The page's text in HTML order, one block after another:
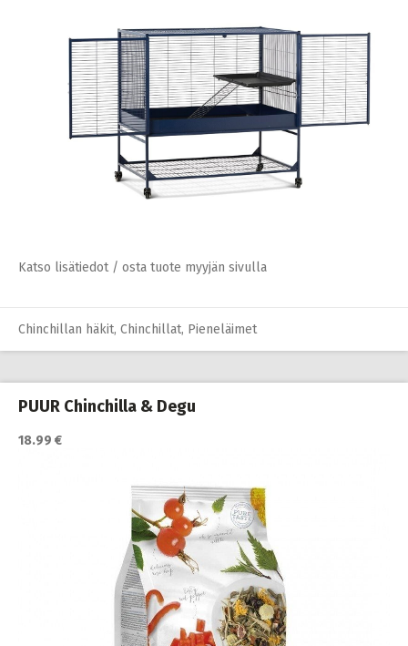
Katso lisätiedot / osta tuote myyjän sivulla
Chinchillan häkit, Chinchillat, Pieneläimet
PUUR Chinchilla & Degu
18.99 €